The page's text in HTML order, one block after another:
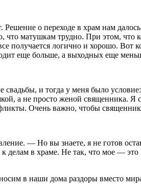
о переходе в храм нам далось
что матушкам трудно. При этом, что
получается логично и хорошо. Вот
еще больше, а выходных еще
и тогда у меня было
а не просто женой священника. Я
Очень важно, чтобы
— Но вы знаете, я не готов
в храме. Не так, что мое —
в наши дома раздоры вместо